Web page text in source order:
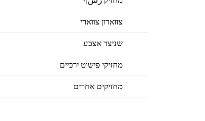
צווארון צווארי
שניצר אצבע
מחזיקי פישוט ירכיים
מחזיקים אחרים